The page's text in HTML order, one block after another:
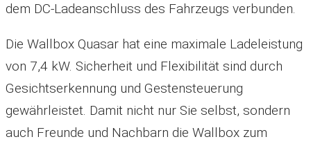
dem DC-Ladeanschluss des Fahrzeugs verbunden.
Die Wallbox Quasar hat eine maximale Ladeleistung
von 7,4 kW. Sicherheit und Flexibilität sind durch
Gesichtserkennung und Gestensteuerung
gewährleistet. Damit nicht nur Sie selbst, sondern
auch Freunde und Nachbarn die Wallbox zum